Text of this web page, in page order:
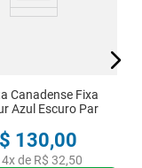
Canadense Fixa
Azul Escuro Par
130,00
4x de R$ 32,50